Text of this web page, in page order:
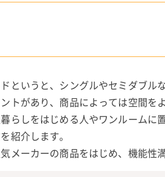
というと、シングルやセミダブル
トがあり、商品によっては空間を
らしをはじめる人やワンルーム
紹介します。
メーカーの商品をはじめ、機能性